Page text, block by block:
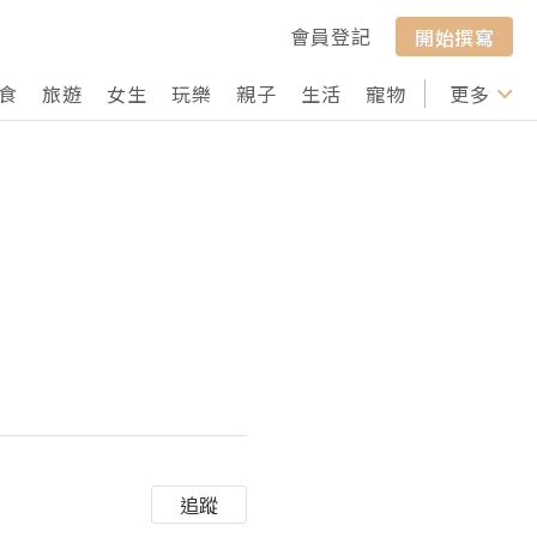
會員登記
開始撰寫
旅遊 女生 玩樂 親子 生活 寵物 行山 打卡
更多
追蹤